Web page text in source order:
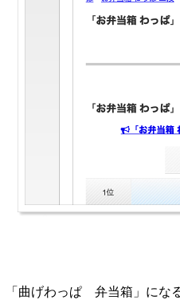
「曲げわっぱ 弁当箱」にな